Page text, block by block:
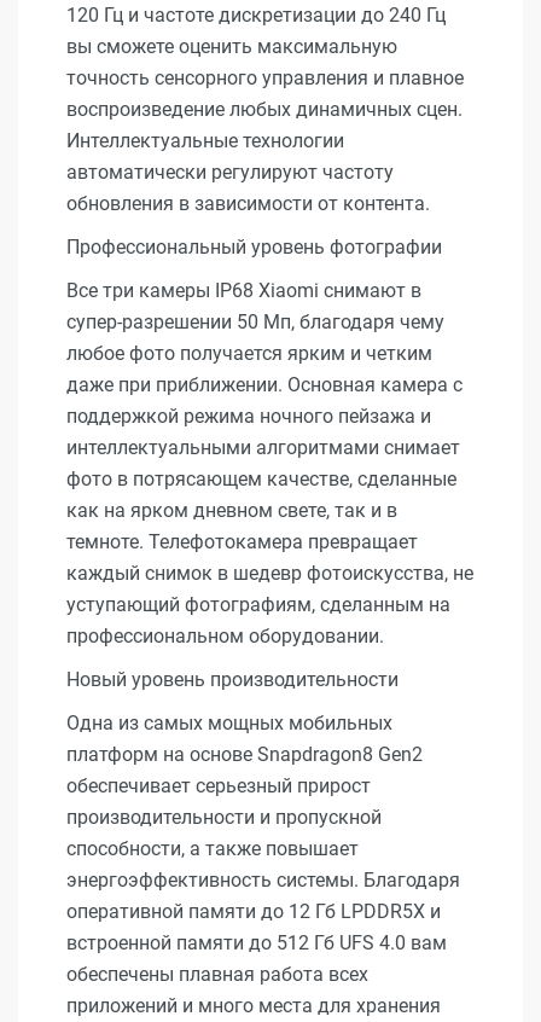
120 Гц и частоте дискретизации до 240 Гц
вы сможете оценить максимальную
точность сенсорного управления и плавное
воспроизведение любых динамичных сцен.
Интеллектуальные технологии
автоматически регулируют частоту
обновления в зависимости от контента.
Профессиональный уровень фотографии
Все три камеры IP68 Xiaomi снимают в
супер-разрешении 50 Мп, благодаря чему
любое фото получается ярким и четким
даже при приближении. Основная камера с
поддержкой режима ночного пейзажа и
интеллектуальными алгоритмами снимает
фото в потрясающем качестве, сделанные
как на ярком дневном свете, так и в
темноте. Телефотокамера превращает
каждый снимок в шедевр фотоискусства, не
уступающий фотографиям, сделанным на
профессиональном оборудовании.
Новый уровень производительности
Одна из самых мощных мобильных
платформ на основе Snapdragon8 Gen2
обеспечивает серьезный прирост
производительности и пропускной
способности, а также повышает
энергоэффективность системы. Благодаря
оперативной памяти до 12 Гб LPDDR5X и
встроенной памяти до 512 Гб UFS 4.0 вам
обеспечены плавная работа всех
приложений и много места для хранения